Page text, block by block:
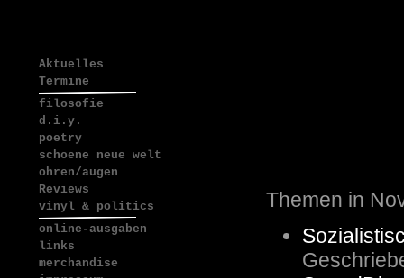
Aktuelles
Termine
filosofie
d.i.y.
poetry
schoene neue welt
ohren/augen
Reviews
vinyl & politics
online-ausgaben
links
merchandise
Themen in